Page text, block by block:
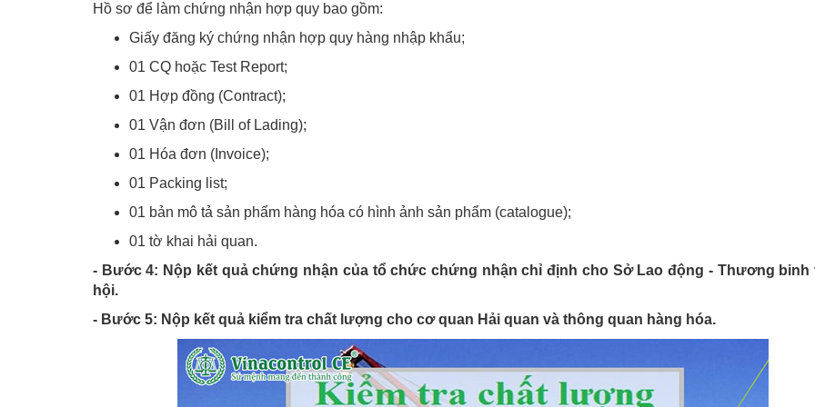
Hồ sơ để làm chứng nhận hợp quy bao gồm:
Giấy đăng ký chứng nhận hợp quy hàng nhập khẩu;
01 CQ hoặc Test Report;
01 Hợp đồng (Contract);
01 Vận đơn (Bill of Lading);
01 Hóa đơn (Invoice);
01 Packing list;
01 bản mô tả sản phẩm hàng hóa có hình ảnh sản phẩm (catalogue);
01 tờ khai hải quan.
- Bước 4: Nộp kết quả chứng nhận của tổ chức chứng nhận chỉ định cho Sở Lao động - Thương binh
hội.
- Bước 5: Nộp kết quả kiểm tra chất lượng cho cơ quan Hải quan và thông quan hàng hóa.